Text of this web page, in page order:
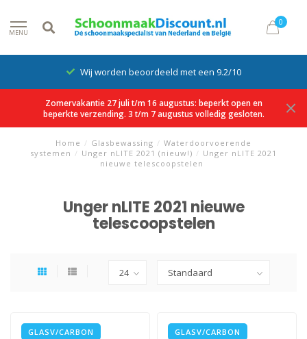
MENU
0
Wij worden beoordeeld met een 9.2/10
Zomervakantie 27 juli t/m 16 augustus: beperkt open en
beperkte verzending. 3 t/m 7 augustus volledig gesloten.
Home / Glasbewassing / Waterdoorvoerende
systemen / Unger nLITE 2021 (nieuw!) / Unger nLITE 2021
nieuwe telescoopstelen
Unger nLITE 2021 nieuwe
telescoopstelen
GLASV/CARBON GLASV/CARBON